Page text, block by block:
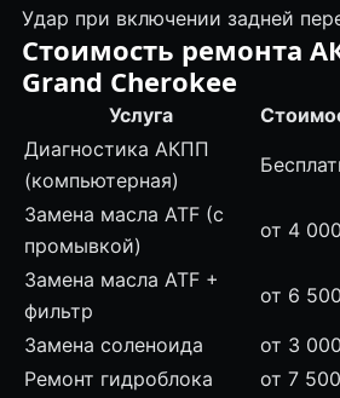
Удар при включении задней
Стоимость ремонта
Grand Cherokee
Услуга
Диагностика АКПП
(компьютерная)
Замена масла ATF (с
промывкой)
от 4
Замена масла ATF +
фильтр
от 6
Замена соленоида от 3
Ремонт гидроблока
от 7